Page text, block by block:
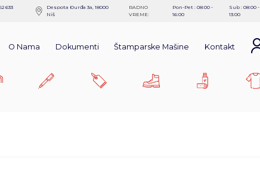
633
Despota Ðurđa 3a, 18000
Niš
RADNO
VREME:
Pon-Pet : 08:00 -
16:00
Sub : 08:00 -
13:00
O Nama Dokumenti Štamparske Mašine Kontakt